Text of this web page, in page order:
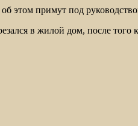
этом примут под
в жилой дом, после того